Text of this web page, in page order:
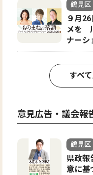
鶴見区
９月
メを
ナーシ
すべ
意見広告・議会報
鶴見区
県政
意に